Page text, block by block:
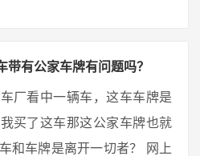
带有公家车牌有问题吗？
厂看中一辆车，这车车牌是
买了这车那这公家车牌也就
和车牌是离开一切者？ 网上